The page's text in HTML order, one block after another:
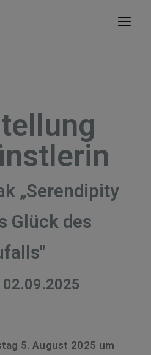
„Serendipity
Glück des
5. August 2025 um